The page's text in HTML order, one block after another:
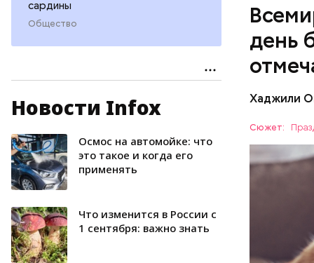
сардины
Общество
Новости Infox
Осмос на автомойке: что
это такое и когда его
применять
Что изменится в России с
1 сентября: важно знать
день
Хаджили
Сюжет:
фонд
любовь и